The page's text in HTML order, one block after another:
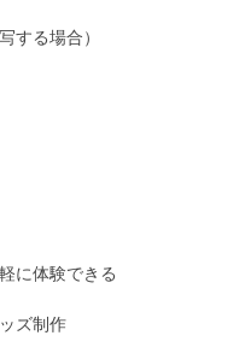
する場合）
に体験できる
ズ制作